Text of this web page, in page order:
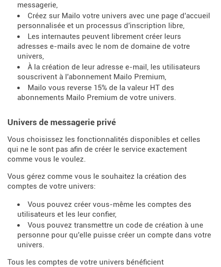
messagerie,
Créez sur Mailo votre univers avec une page d'accueil
personnalisée et un processus d'inscription libre,
Les internautes peuvent librement créer leurs
adresses e-mails avec le nom de domaine de votre
univers,
À la création de leur adresse e-mail, les utilisateurs
souscrivent à l'abonnement Mailo Premium,
Mailo vous reverse 15% de la valeur HT des
abonnements Mailo Premium de votre univers.
Univers de messagerie privé
Vous choisissez les fonctionnalités disponibles et celles
qui ne le sont pas afin de créer le service exactement
comme vous le voulez.
Vous gérez comme vous le souhaitez la création des
comptes de votre univers:
Vous pouvez créer vous-même les comptes des
utilisateurs et les leur confier,
Vous pouvez transmettre un code de création à une
personne pour qu'elle puisse créer un compte dans votre
univers.
Tous les comptes de votre univers bénéficient